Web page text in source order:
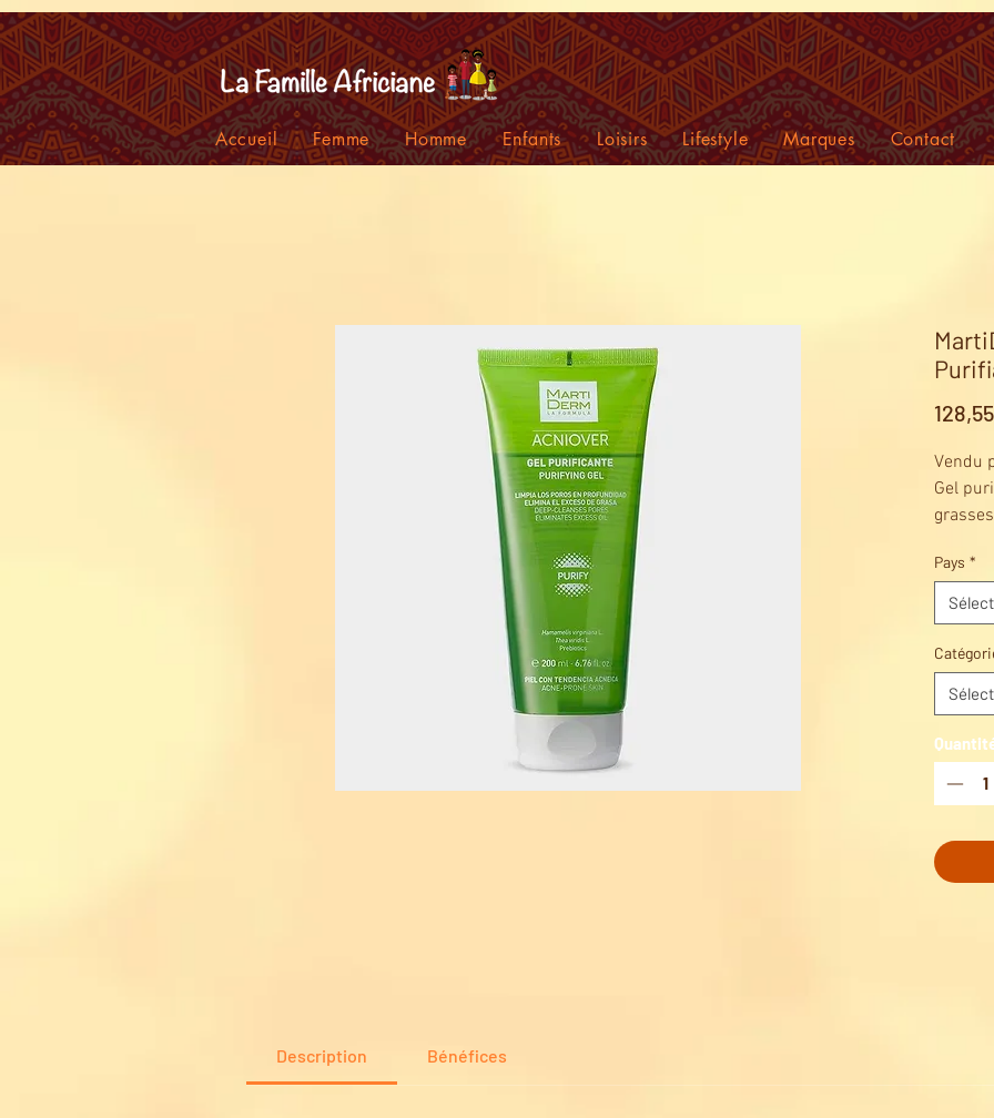
Accueil Femme Homme Enfants Loisirs Lifestyle Marques Contact
Vendu
Gel
les
Pays *
Description Bénéfices